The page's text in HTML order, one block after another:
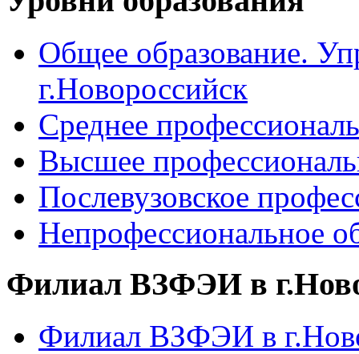
Общее образование.
г.Новороссийск
Среднее
Высшее
Послевузовское
Непрофессиональное
Филиал ВЗФЭИ в
Филиал ВЗФЭИ в